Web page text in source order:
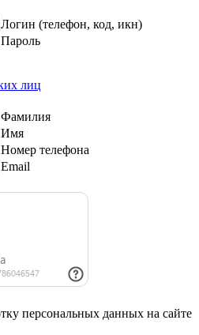
Логин (телефон, код, икн)
Пароль
лиц
Фамилия
Имя
Номер телефона
Email
лиц
персональных данных на сайте